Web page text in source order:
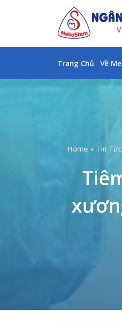
Trang Chủ Về
Home Tin Tức